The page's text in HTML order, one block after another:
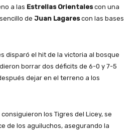
a las Estrellas Orientalescon una
de Juan Lagarescon las bases
disparó el hit de la victoria al bosque
borrar dos déficits de 6-0 y 7-5
dejar en el terreno a los
los Tigres del Licey, se
de los aguiluchos, asegurando la